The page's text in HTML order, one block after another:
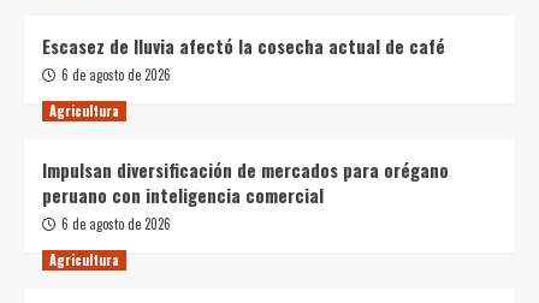
Escasez de lluvia afectó la cosecha actual de café
6 de agosto de 2026
Agricultura
Impulsan diversificación de mercados para orégano
peruano con inteligencia comercial
6 de agosto de 2026
Agricultura